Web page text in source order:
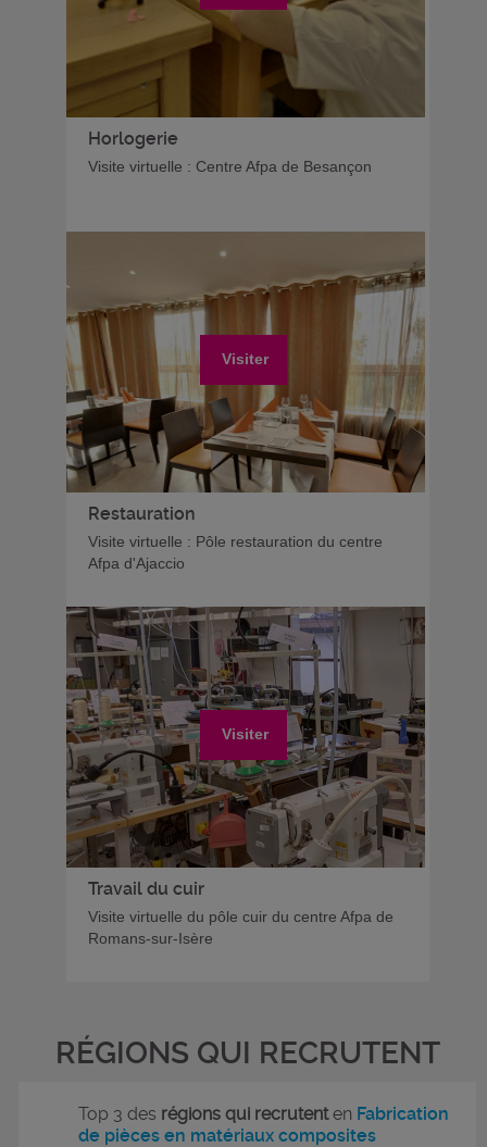
Horlogerie
Visite virtuelle : Centre Afpa de Besançon
Visiter
Restauration
Visite virtuelle : Pôle restauration du centre
Afpa d'Ajaccio
Visiter
Travail du cuir
Visite virtuelle du pôle cuir du centre Afpa de
Romans-sur-Isère
RÉGIONS QUI RECRUTENT
Top 3 des régions qui recrutenten Fabrication
de pièces en matériaux composites